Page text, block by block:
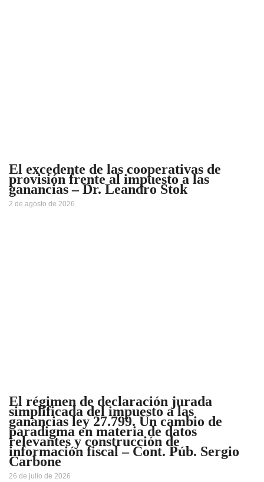
El excedente de las cooperativas de
provisión frente al impuesto a las
ganancias – Dr. Leandro Stok
2 de agosto de 2026
El régimen de declaración jurada
simplificada del impuesto a las
ganancias ley 27.799. Un cambio de
paradigma en materia de datos
relevantes y construcción de
información fiscal – Cont. Púb. Sergio
Carbone
26 de julio de 2026